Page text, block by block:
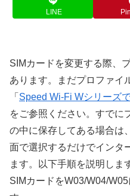
LINE
SIMカードを変更する際、
あります。まだプロファイ
「 Speed Wi-Fi Wシリーズ
をご参照ください。すでに
の中に保存してある場合は
面で選択するだけでインタ
ます。以下手順を説明し
SIMカードをW03/W04/